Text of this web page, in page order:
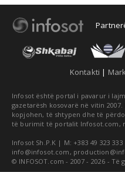
Kontakti |
Infosot është portal i pavarur i
gazetarësh kosovarë në vitin
kopjohen, të shtypen dhe të
të burimit të portalit Infosot.com,
Infosot Sh.P.K | M: +383 49 323
info@infosot.com ,
© INFOSOT.com - 2007 - 2026 -